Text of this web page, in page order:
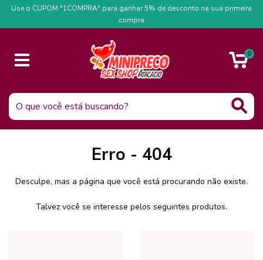
Use o CUPOM "1COMPRA" para ganhar 5% de desconto na sua primeira
compra
0
Erro - 404
Desculpe, mas a página que você está procurando não existe.
Talvez você se interesse pelos seguintes produtos.